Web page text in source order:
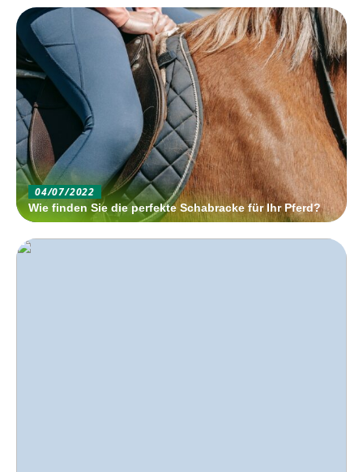
04/07/2022
Wie finden Sie die perfekte Schabracke für Ihr Pferd?